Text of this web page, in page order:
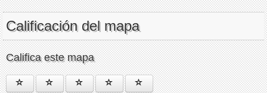
Calificación del mapa
Califica este mapa